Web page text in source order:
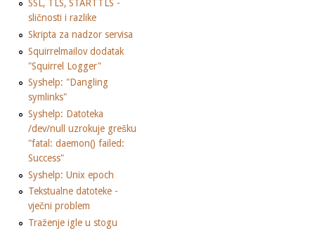
SSL, TLS, STARTTLS -
sličnosti i razlike
Skripta za nadzor servisa
Squirrelmailov dodatak
"Squirrel Logger"
Syshelp: "Dangling
symlinks"
Syshelp: Datoteka
/dev/null uzrokuje grešku
"fatal: daemon() failed:
Success"
Syshelp: Unix epoch
Tekstualne datoteke -
vječni problem
Traženje igle u stogu